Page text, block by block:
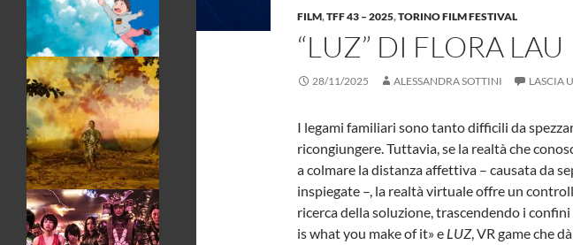
FILM,TFF 43 – 2025,TORINO FILM FESTIVAL
“LUZ” DI FLORA LAU
28/11/2025 ALESSANDRA SOTTINI LASCIA
I legami familiari sono tanto difficili da
ricongiungere. Tuttavia, se la realtà che
a colmare la distanza affettiva – causata da
inspiegate –, la realtà virtuale offre un
ricerca della soluzione, trascendendo i
is what you make of it» e LUZ, VR game che